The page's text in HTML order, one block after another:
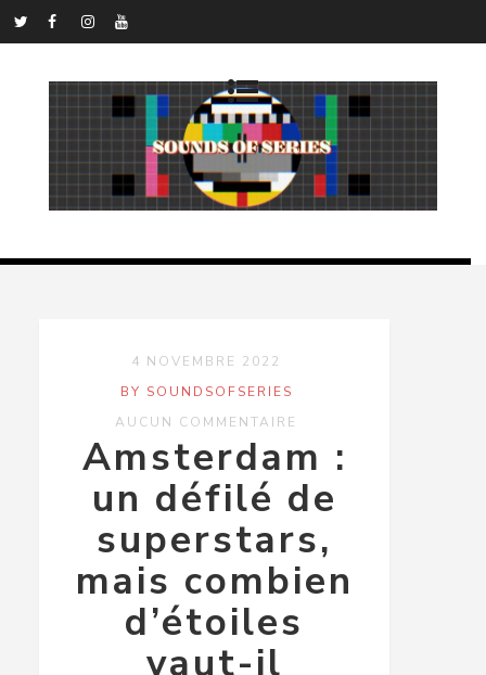
4 NOVEMBRE 2022
BY SOUNDSOFSERIES
AUCUN COMMENTAIRE
Amsterdam :
un défilé de
superstars,
mais combien
d’étoiles
vaut-il